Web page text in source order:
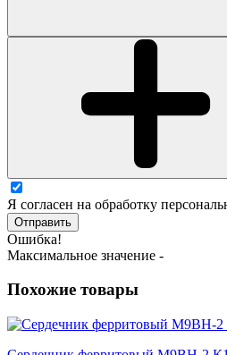
Я согласен на обработку
Отправить
Ошибка!
Максимальное значение -
Похожие товары